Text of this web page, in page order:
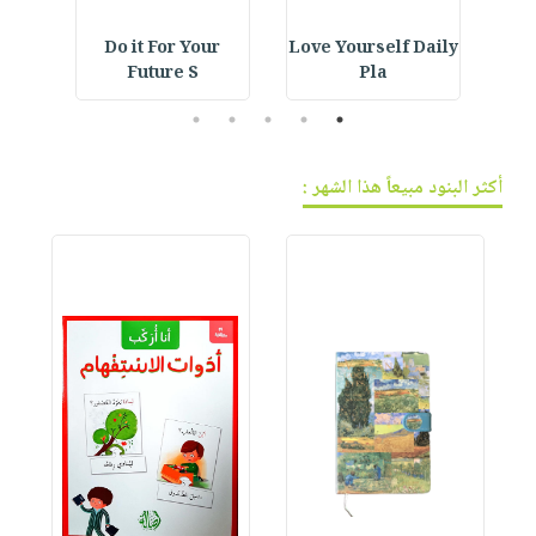
Love Yourself Daily
Pla
Do it For Your
Future S
1
2
3
4
5
أكثر البنود مبيعاً هذا الشهر :